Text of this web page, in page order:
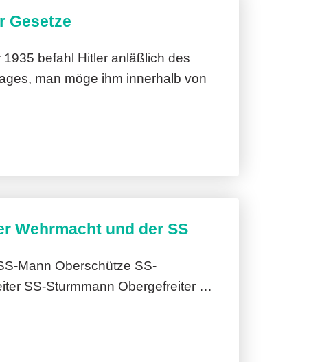
Gesetze
befahl Hitler anläßlich des
man möge ihm innerhalb von
Wehrmacht und der SS
Mann Oberschütze SS-
SS-Sturmmann Obergefreiter …